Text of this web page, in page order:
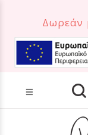
Δωρεάν